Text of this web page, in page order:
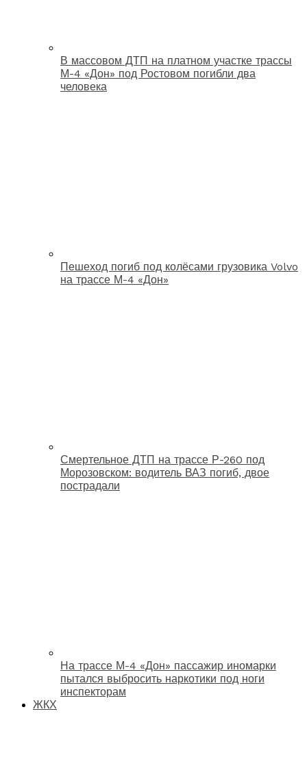
В массовом ДТП на платном участке трассы
М-4 «Дон» под Ростовом погибли два
человека
Пешеход погиб под колёсами грузовика Volvo
на трассе М-4 «Дон»
Смертельное ДТП на трассе Р-260 под
Морозовском: водитель ВАЗ погиб, двое
пострадали
На трассе М-4 «Дон» пассажир иномарки
пытался выбросить наркотики под ноги
инспекторам
ЖКХ